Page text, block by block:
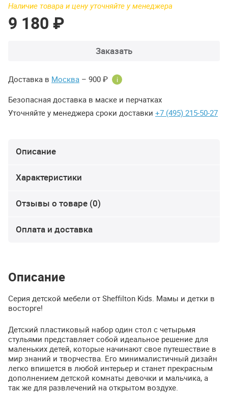
Наличие товара и цену уточняйте у менеджера
9 180 ₽
Заказать
Доставка в Москва – 900 ₽ i
Безопасная доставка в маске и перчатках
Уточняйте у менеджера сроки доставки +7 (495) 215-50-27
Описание
Характеристики
Отзывы о товаре (0)
Оплата и доставка
Описание
Серия детской мебели от Sheffilton Kids. Мамы и детки в
восторге!
Детский пластиковый набор один стол с четырьмя
стульями представляет собой идеальное решение для
маленьких детей, которые начинают свое путешествие в
мир знаний и творчества. Его минималистичный дизайн
легко впишется в любой интерьер и станет прекрасным
дополнением детской комнаты девочки и мальчика, а
так же для развлечений на открытом воздухе.